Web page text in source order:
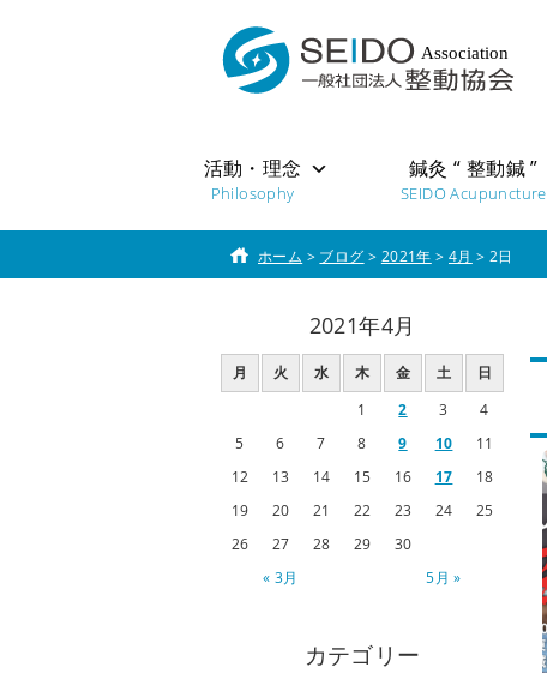
活動・理念
Philosophy
鍼灸 “ 整動鍼 ”
SEIDO Acupuncture
ホーム > ブログ > 2021年 >4月 >2日
2021年4月
月 火 水 木 金 土 日
« 3月 5月 »
1 2 3
4
5
6 7 8 9 10
11
12
13 14 15 16 17
18
19
20 21 22 23 24
25
26
27 28 29 30
カテゴリー